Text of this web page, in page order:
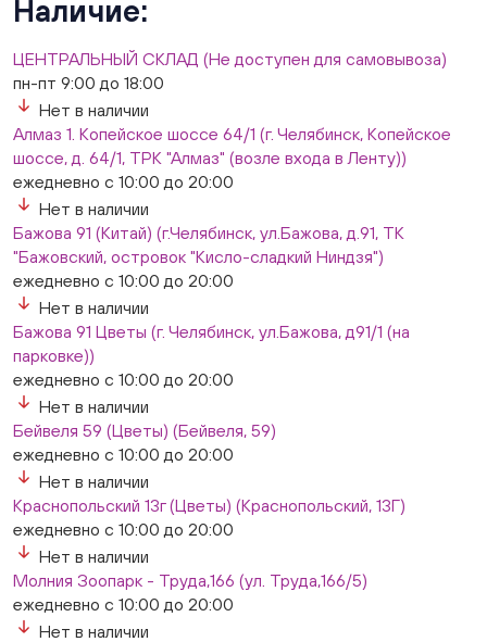
Слон. Миасс, Автозаводцев (ТК Слон, г. Миасс)
Сталеваров 5(ЦВЕТЫ) (г. Челябинск, ул. Сталеваров
5/3)
ежедневно с 10:00 до 20:00
Нет в наличии
Наличие:
ЦЕНТРАЛЬНЫЙ СКЛАД (Не доступен для самовывоза)
пн-пт 9:00 до 18:00
Нет в наличии
Алмаз 1. Копейское шоссе 64/1 (г. Челябинск, Копейское
шоссе, д. 64/1, ТРК "Алмаз" (возле входа в Ленту))
ежедневно с 10:00 до 20:00
Нет в наличии
Бажова 91 (Китай) (г.Челябинск, ул.Бажова, д.91, ТК
"Бажовский, островок "Кисло-сладкий Ниндзя")
ежедневно с 10:00 до 20:00
Нет в наличии
Бажова 91 Цветы (г. Челябинск, ул.Бажова, д91/1 (на
парковке))
ежедневно с 10:00 до 20:00
Нет в наличии
Бейвеля 59 (Цветы) (Бейвеля, 59)
ежедневно с 10:00 до 20:00
Нет в наличии
Краснопольский 13г (Цветы) (Краснопольский, 13Г)
ежедневно с 10:00 до 20:00
Нет в наличии
Молния Зоопарк - Труда,166 (ул. Труда,166/5)
ежедневно с 10:00 до 20:00
Нет в наличии